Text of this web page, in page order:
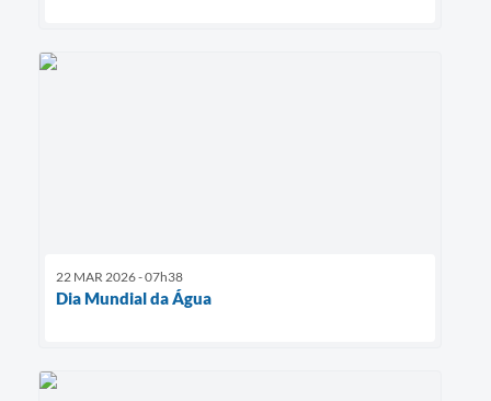
22 MAR 2026 - 07h38
Dia Mundial da Água